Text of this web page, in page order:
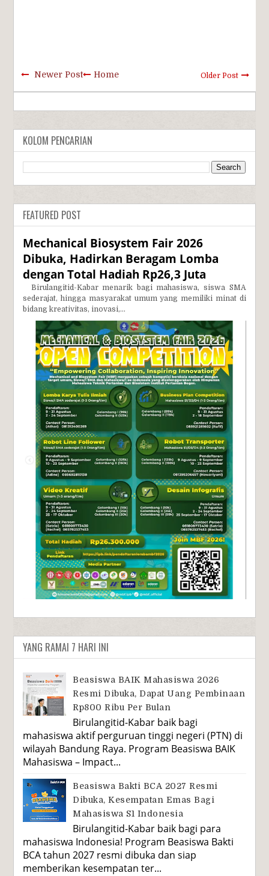
Newer Post Older Post
Home
KOLOM PENCARIAN
FEATURED POST
Mechanical Biosystem Fair 2026
Dibuka, Hadirkan Beragam Lomba
dengan Total Hadiah Rp26,3 Juta
Birulangitid-Kabar menarik bagi mahasiswa, siswa SMA
sederajat, hingga masyarakat umum yang memiliki minat di
bidang kreativitas, inovasi,...
YANG RAMAI 7 HARI INI
Beasiswa BAIK Mahasiswa 2026
Resmi Dibuka, Dapat Uang Pembinaan
Rp800 Ribu Per Bulan
Birulangitid-Kabar baik bagi
mahasiswa aktif perguruan tinggi negeri (PTN) di
wilayah Bandung Raya. Program Beasiswa BAIK
Mahasiswa – Impact...
Beasiswa Bakti BCA 2027 Resmi
Dibuka, Kesempatan Emas Bagi
Mahasiswa S1 Indonesia
Birulangitid-Kabar baik bagi para
mahasiswa Indonesia! Program Beasiswa Bakti
BCA tahun 2027 resmi dibuka dan siap
memberikan kesempatan ter...